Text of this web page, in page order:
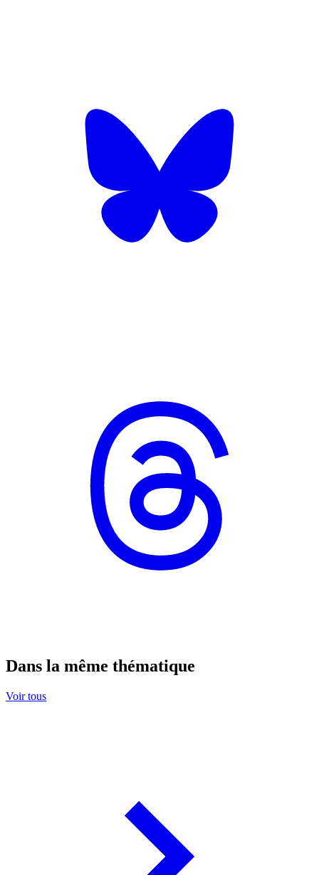
Dans la même thématique
Voir tous